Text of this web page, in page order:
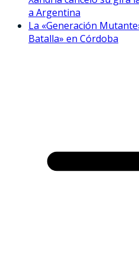
a Argentina
La «Generación
Batalla» en Córdoba